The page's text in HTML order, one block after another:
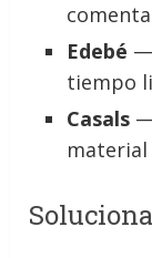
Edebé —
tiempo
Casals